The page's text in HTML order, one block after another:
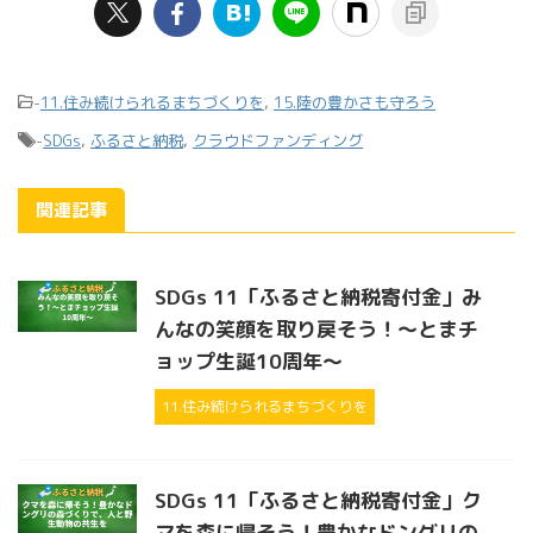
-11.住み続けられるまちづくりを, 15.陸の豊かさも守ろう
-SDGs, ふるさと納税, クラウドファンディング
関連記事
SDGs 11「ふるさと納税寄付金」み
んなの笑顔を取り戻そう！～とまチ
ョップ生誕10周年～
11.住み続けられるまちづくりを
SDGs 11「ふるさと納税寄付金」ク